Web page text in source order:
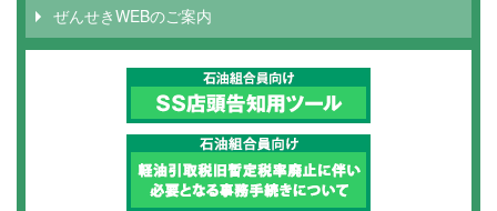
ぜんせきWEBのご案内